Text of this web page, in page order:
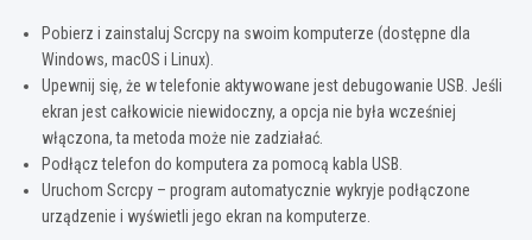
Pobierz i zainstaluj Scrcpy na swoim komputerze (dostępne dla
Windows, macOS i Linux).
Upewnij się, że w telefonie aktywowane jest debugowanie USB. Jeśli
ekran jest całkowicie niewidoczny, a opcja nie była wcześniej
włączona, ta metoda może nie zadziałać.
Podłącz telefon do komputera za pomocą kabla USB.
Uruchom Scrcpy – program automatycznie wykryje podłączone
urządzenie i wyświetli jego ekran na komputerze.